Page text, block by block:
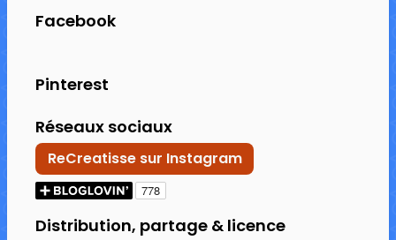
Facebook
Pinterest
Réseaux sociaux
ReCreatisse sur Instagram
Distribution, partage & licence